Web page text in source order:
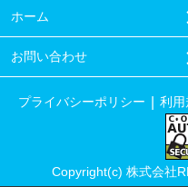
ホーム
お問い合わせ
プライバシーポリシー 利用
Copyright(c) 株式会社